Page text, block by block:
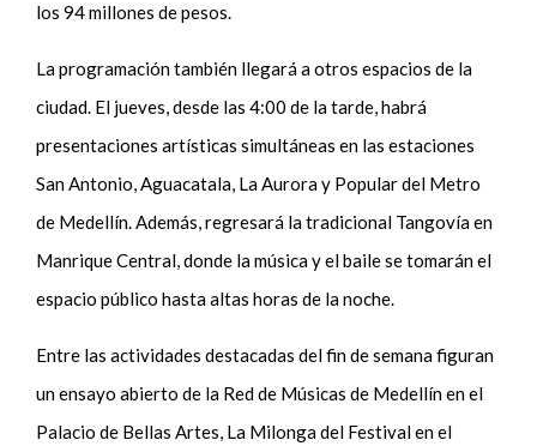
los 94 millones de pesos.
La programación también llegará a otros espacios de la
ciudad. El jueves, desde las 4:00 de la tarde, habrá
presentaciones artísticas simultáneas en las estaciones
San Antonio, Aguacatala, La Aurora y Popular del Metro
de Medellín. Además, regresará la tradicional Tangovía en
Manrique Central, donde la música y el baile se tomarán el
espacio público hasta altas horas de la noche.
Entre las actividades destacadas del fin de semana figuran
un ensayo abierto de la Red de Músicas de Medellín en el
Palacio de Bellas Artes, La Milonga del Festival en el